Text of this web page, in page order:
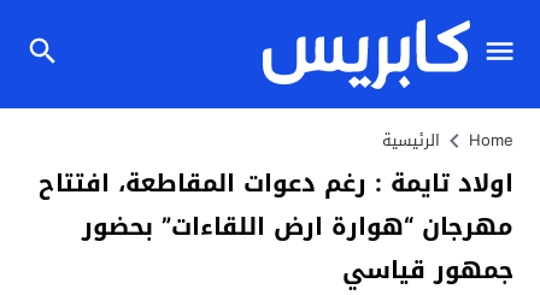
Home الرئيسية
اولاد تايمة : رغم دعوات المقاطعة، افتتاح
مهرجان “هوارة ارض اللقاءات” بحضور
جمهور قياسي